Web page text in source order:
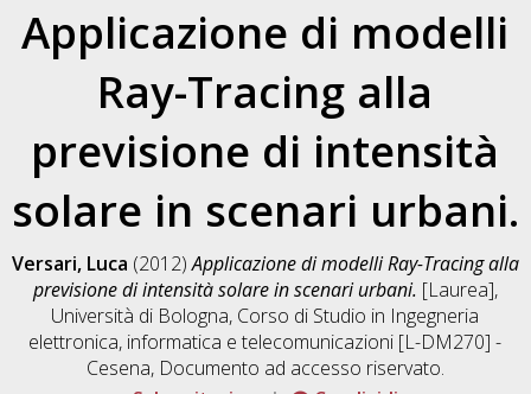
Applicazione di modelli
Ray-Tracing alla
previsione di intensità
solare in scenari urbani.
Versari, Luca (2012)Applicazione di modelli Ray-Tracing alla
previsione di intensità solare in scenari urbani. [Laurea],
Università di Bologna, Corso di Studio in Ingegneria
elettronica, informatica e telecomunicazioni [L-DM270] -
Cesena, Documento ad accesso riservato.